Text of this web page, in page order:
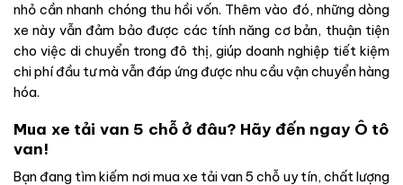
nhỏ cần nhanh chóng thu hồi vốn. Thêm vào đó, những dòng
xe này vẫn đảm bảo được các tính năng cơ bản, thuận tiện
cho việc di chuyển trong đô thị, giúp doanh nghiệp tiết kiệm
chi phí đầu tư mà vẫn đáp ứng được nhu cầu vận chuyển hàng
hóa.
Mua xe tải van 5 chỗ ở đâu? Hãy đến ngay Ô tô
van!
Bạn đang tìm kiếm nơi mua xe tải van 5 chỗ uy tín, chất lượng